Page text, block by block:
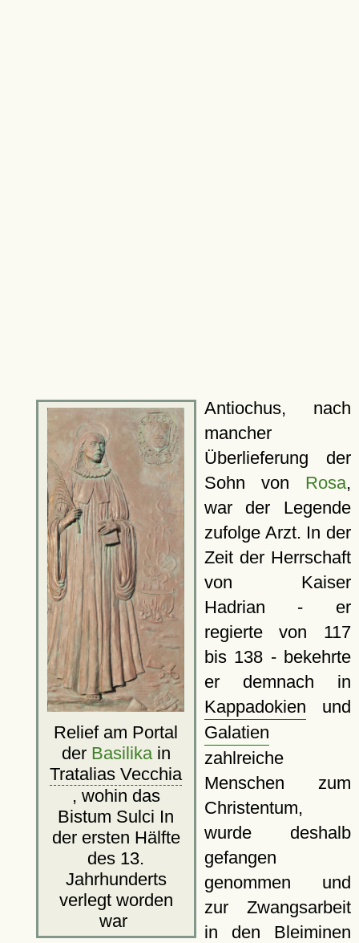
Relief am Portal
der Basilikain
Tratalias Vecchia
, wohin das
Bistum Sulci In
der ersten Hälfte
des 13.
Jahrhunderts
verlegt worden
war
Antiochus, nach
mancher
Überlieferung der
Sohn von Rosa,
war der Legende
zufolge Arzt. In der
Zeit der Herrschaft
von Kaiser
Hadrian - er
regierte von 117
bis 138 - bekehrte
er demnach in
Kappadokien und
Galatien
zahlreiche
Menschen zum
Christentum,
wurde deshalb
gefangen
genommen und
zur Zwangsarbeit
in den Bleiminen